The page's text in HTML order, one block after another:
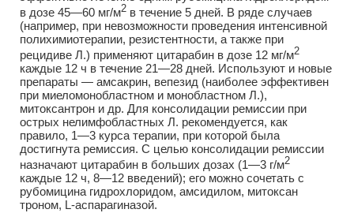
в дозе 45—60 мг/м2 в течение 5 дней. В ряде случаев
(например, при невозможности проведения интенсивной
полихимиотерапии, резистентности, а также при
рецидиве Л.) применяют цитарабин в дозе 12 мг/м2
каждые 12 ч в течение 21—28 дней. Используют и новые
препараты — амсакрин, вепезид (наиболее эффективен
при миеломонобластном и монобластном Л.),
митоксантрон и др. Для консолидации ремиссии при
острых нелимфобластных Л. рекомендуется, как
правило, 1—3 курса терапии, при которой была
достигнута ремиссия. С целью консолидации ремиссии
назначают цитарабин в больших дозах (1—3 г/м2
каждые 12 ч, 8—12 введений); его можно сочетать с
рубомицина гидрохлоридом, амсидилом, митоксан
троном, L-аспарагиназой.